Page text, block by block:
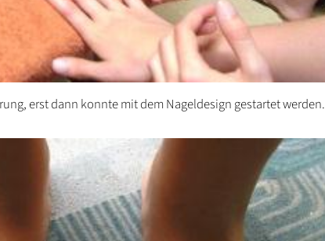
erst dann konnte mit dem Nageldesign gestartet werden.